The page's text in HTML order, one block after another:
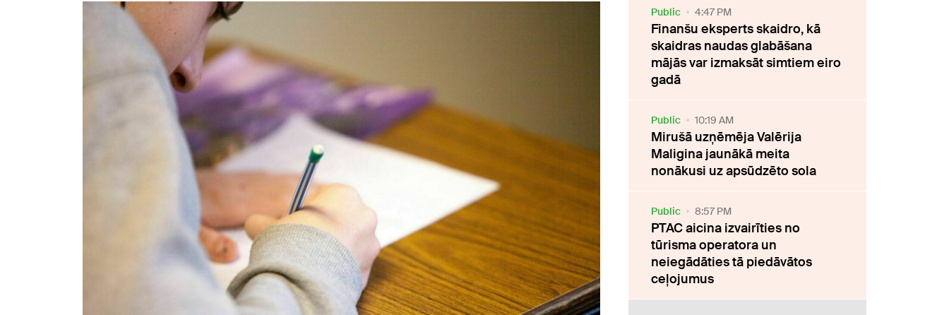
Public 4:47 PM
Finanšu eksperts skaidro, kā
skaidras naudas glabāšana
mājās var izmaksāt simtiem eiro
gadā
Public 10:19 AM
Mirušā uzņēmēja Valērija
Maligina jaunākā meita
nonākusi uz apsūdzēto sola
Public 8:57 PM
PTAC aicina izvairīties no
tūrisma operatora un
neiegādāties tā piedāvātos
ceļojumus